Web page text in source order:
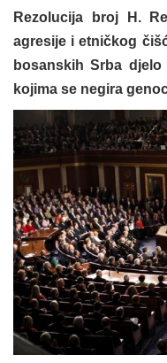
Rezolucija broj H.
agresije i etničkog
bosanskih Srba
kojima se negira